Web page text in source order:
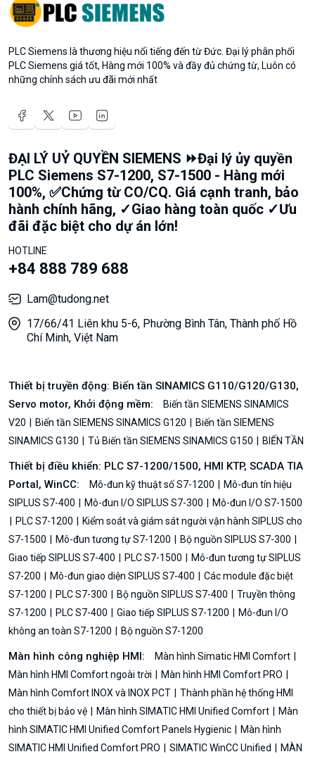
PLC Siemens là thương hiệu nổi tiếng đến từ Đức. Đại lý phân phối
PLC Siemens giá tốt, Hàng mới 100% và đầy đủ chứng từ, Luôn có
những chính sách ưu đãi mới nhất
ĐẠI LÝ UỶ QUYỀN SIEMENS ⏩Đại lý ủy quyền
PLC Siemens S7-1200, S7-1500 - Hàng mới
100%, ✅Chứng từ CO/CQ. Giá cạnh tranh, bảo
hành chính hãng, ✓Giao hàng toàn quốc ✓Ưu
đãi đặc biệt cho dự án lớn!
HOTLINE
+84 888 789 688
Lam@tudong.net
17/66/41 Liên khu 5-6, Phường Bình Tân, Thành phố Hồ
Chí Minh, Việt Nam
Thiết bị truyền động: Biến tần SINAMICS G110/G120/G130,
Servo motor, Khởi động mềm:
Biến tần SIEMENS SINAMICS
V20
Biến tần SIEMENS SINAMICS G120
Biến tần SIEMENS
SINAMICS G130
Tủ Biến tần SIEMENS SINAMICS G150 BIẾN TẦN
Thiết bị điều khiển: PLC S7-1200/1500, HMI KTP, SCADA TIA
Portal, WinCC:
Mô-đun kỹ thuật số S7-1200
Mô-đun tín hiệu
SIPLUS S7-400
Mô-đun I/O SIPLUS S7-300
Mô-đun I/O S7-1500
PLC S7-1200
Kiểm soát và giám sát người vận hành SIPLUS cho
S7-1500
Mô-đun tương tự S7-1200
Bộ nguồn SIPLUS S7-300
Giao tiếp SIPLUS S7-400
PLC S7-1500
Mô-đun tương tự SIPLUS
S7-200
Mô-đun giao diện SIPLUS S7-400
Các module đặc biệt
S7-1200
PLC S7-300 Bộ nguồn SIPLUS S7-400
Truyền thông
S7-1200
PLC S7-400 Giao tiếp SIPLUS S7-1200
Mô-đun I/O
không an toàn S7-1200
Bộ nguồn S7-1200
Màn hình công nghiệp HMI:
Màn hình Simatic HMI Comfort
Màn hình HMI Comfort ngoài trời
Màn hình HMI Comfort PRO
Màn hình Comfort INOX và INOX PCT
Thành phần hệ thống HMI
cho thiết bị bảo vệ
Màn hình SIMATIC HMI Unified Comfort
Màn
hình SIMATIC HMI Unified Comfort Panels Hygienic
Màn hình
SIMATIC HMI Unified Comfort PRO
SIMATIC WinCC Unified
MÀN